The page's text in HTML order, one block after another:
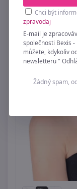
Chci být
zpravodaj
E-mail je
společnosti Bexis
můžete, kdykoliv
newsletteru "
Žádný spam,